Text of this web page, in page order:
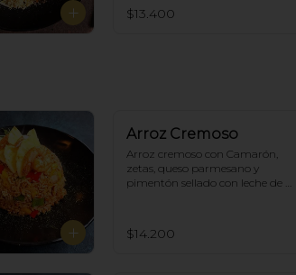
$13.400
Arroz Cremoso
Arroz cremoso con Camarón,
zetas, queso parmesano y
pimentón sellado con leche de
$14.200